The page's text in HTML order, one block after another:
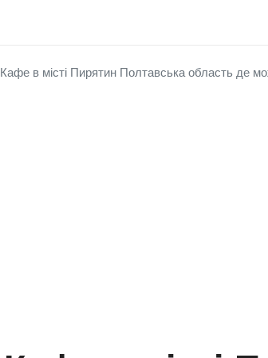
Кафе в місті Пирятин Полтавська область де